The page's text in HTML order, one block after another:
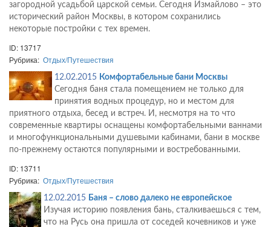
загородной усадьбой царской семьи. Сегодня Измайлово – это
исторический район Москвы, в котором сохранились
некоторые постройки с тех времен.
ID: 13717
Рубрика: Отдых/Путешествия
12.02.2015 Комфортабельные бани Москвы
Сегодня баня стала помещением не только для
принятия водных процедур, но и местом для
приятного отдыха, бесед и встреч. И, несмотря на то что
современные квартиры оснащены комфортабельными ваннами
и многофункциональными душевыми кабинами, бани в москве
по-прежнему остаются популярными и востребованными.
ID: 13711
Рубрика: Отдых/Путешествия
12.02.2015 Баня – слово далеко не европейское
Изучая историю появления бань, сталкиваешься с тем,
что на Русь она пришла от соседей кочевников и уже